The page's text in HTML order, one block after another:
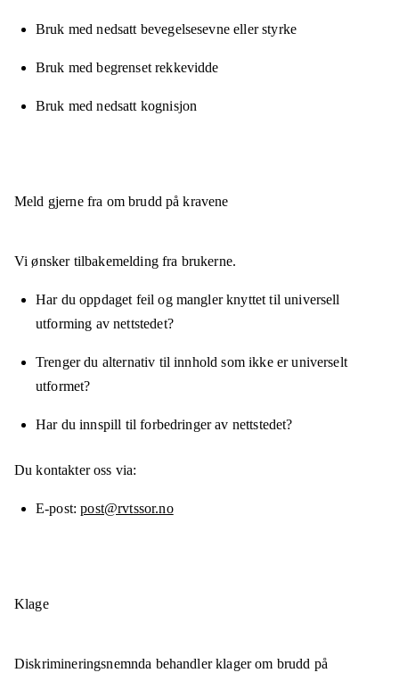
Bruk med nedsatt bevegelsesevne eller styrke
Bruk med begrenset rekkevidde
Bruk med nedsatt kognisjon
Meld gjerne fra om brudd på kravene
Vi ønsker tilbakemelding fra brukerne.
Har du oppdaget feil og mangler knyttet til universell
utforming av nettstedet?
Trenger du alternativ til innhold som ikke er universelt
utformet?
Har du innspill til forbedringer av nettstedet?
Du kontakter oss via:
E-post post@rvtssor.no
Klage
Diskrimineringsnemnda behandler klager om brudd på